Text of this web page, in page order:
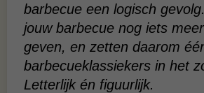
barbecue een logisch
jouw barbecue nog iets
geven, en zetten daarom
barbecueklassiekers in het
Letterlijk én figuurlijk.